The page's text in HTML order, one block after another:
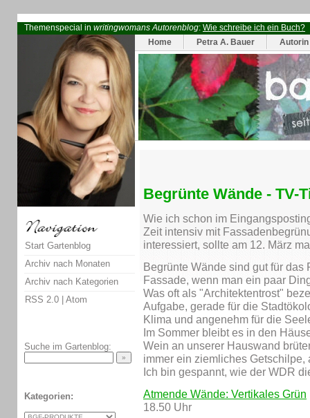
Themenspecial in writingwomans Autorenblog: Wie schreibe ich ein Buch?
Home
Petra A. Bauer Autorin
Begrünte Wände - TV-
Wie ich schon im
Zeit intensiv mit
interessiert, sollte am 12. März
Begrünte Wände sind gut für
Fassade, wenn man ein paar
Was oft als "Architektentrost"
Aufgabe, gerade für die
Klima und angenehm für die
Im Sommer bleibt es in den
Wein an unserer Hauswand
immer ein ziemliches Getschilpe,
Ich bin gespannt, wie der WDR
Atmende Wände: Vertikales Grün
18.50 Uhr
Start Gartenblog
Archiv nach Monaten
Archiv nach Kategorien
RSS 2.0 | Atom
Suche im Gartenblog:
Kategorien: